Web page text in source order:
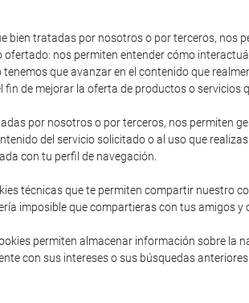
bien tratadas por nosotros o por terceros, nos
nos permiten entender cómo
que avanzar en el contenido que
de mejorar la oferta de productos o servicios
por nosotros o por terceros, nos permiten
del servicio solicitado o al uso que
con tu perfil de navegación.
técnicas que te permiten compartir nuestro
imposible que compartieras con tus amigos
permiten almacenar información sobre la
con sus intereses o sus búsquedas